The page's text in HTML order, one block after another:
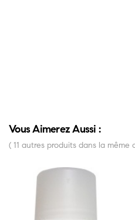
Vous Aimerez Aussi :
( 11 autres produits dans la même